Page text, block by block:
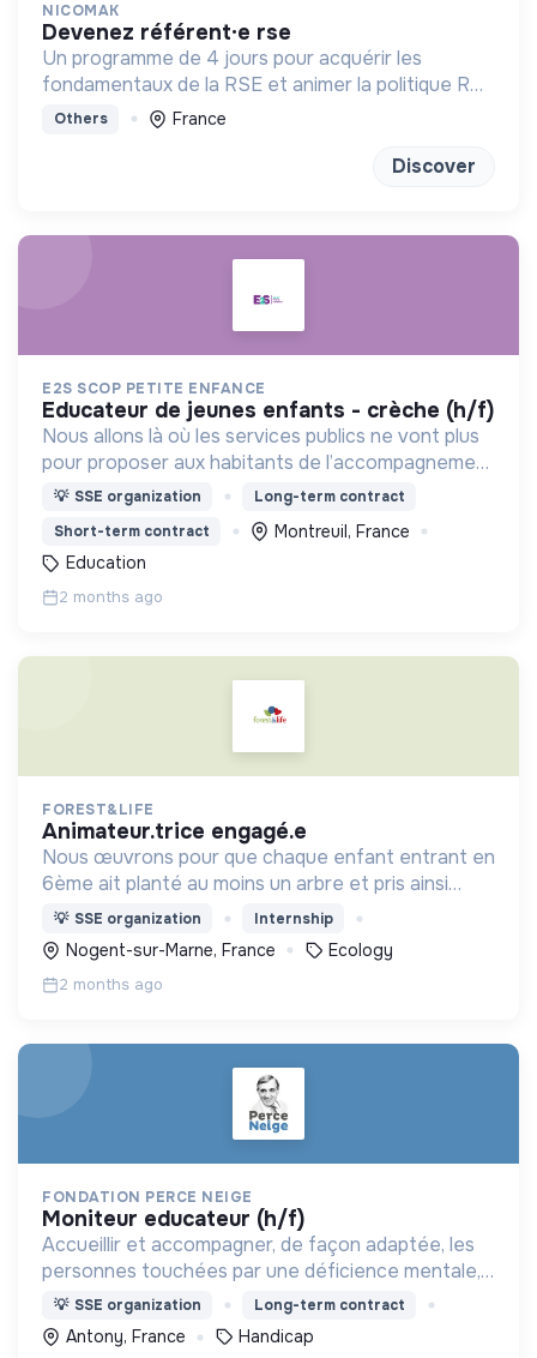
NICOMAK
devenez référent·e rse
Un programme de 4 jours pour acquérir les
fondamentaux de la RSE et animer la politique RSE
de son entreprise.
Others France
Discover
E2S SCOP PETITE ENFANCE
educateur de jeunes enfants - crèche (h/f)
Nous allons là où les services publics ne vont plus
pour proposer aux habitants de l’accompagnement
des territoires des solutions en matière de petite
enfance et d’insertion professionnelle.
💡 SSE organization
Long-term contract
Short-term contract
Montreuil, France
Education
2 months ago
FOREST&LIFE
animateur.trice engagé.e
Nous œuvrons pour que chaque enfant entrant en
6ème ait planté au moins un arbre et pris ainsi
conscience de sa capacité à agir pour le monde
dès maintenant, sans attendre de devenir adulte !
💡 SSE organization Internship
Nogent-sur-Marne, France Ecology
2 months ago
FONDATION PERCE NEIGE
moniteur educateur (h/f)
Accueillir et accompagner, de façon adaptée, les
personnes touchées par une déficience mentale,
un handicap physique ou psychique
💡 SSE organization Long-term contract
Antony, France Handicap